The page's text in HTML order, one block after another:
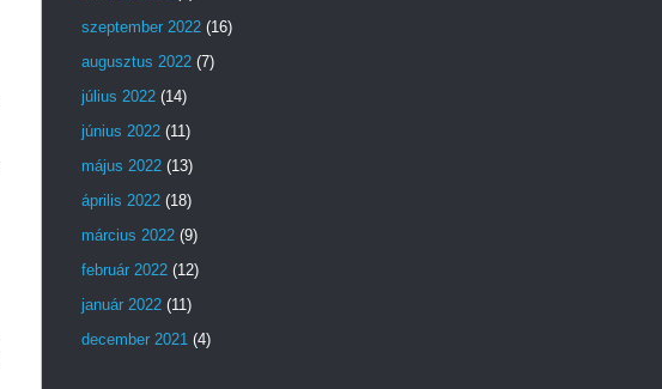
szeptember 2022 (16)
augusztus 2022 (7)
július 2022 (14)
június 2022 (11)
május 2022 (13)
április 2022 (18)
március 2022 (9)
február 2022 (12)
január 2022 (11)
december 2021 (4)